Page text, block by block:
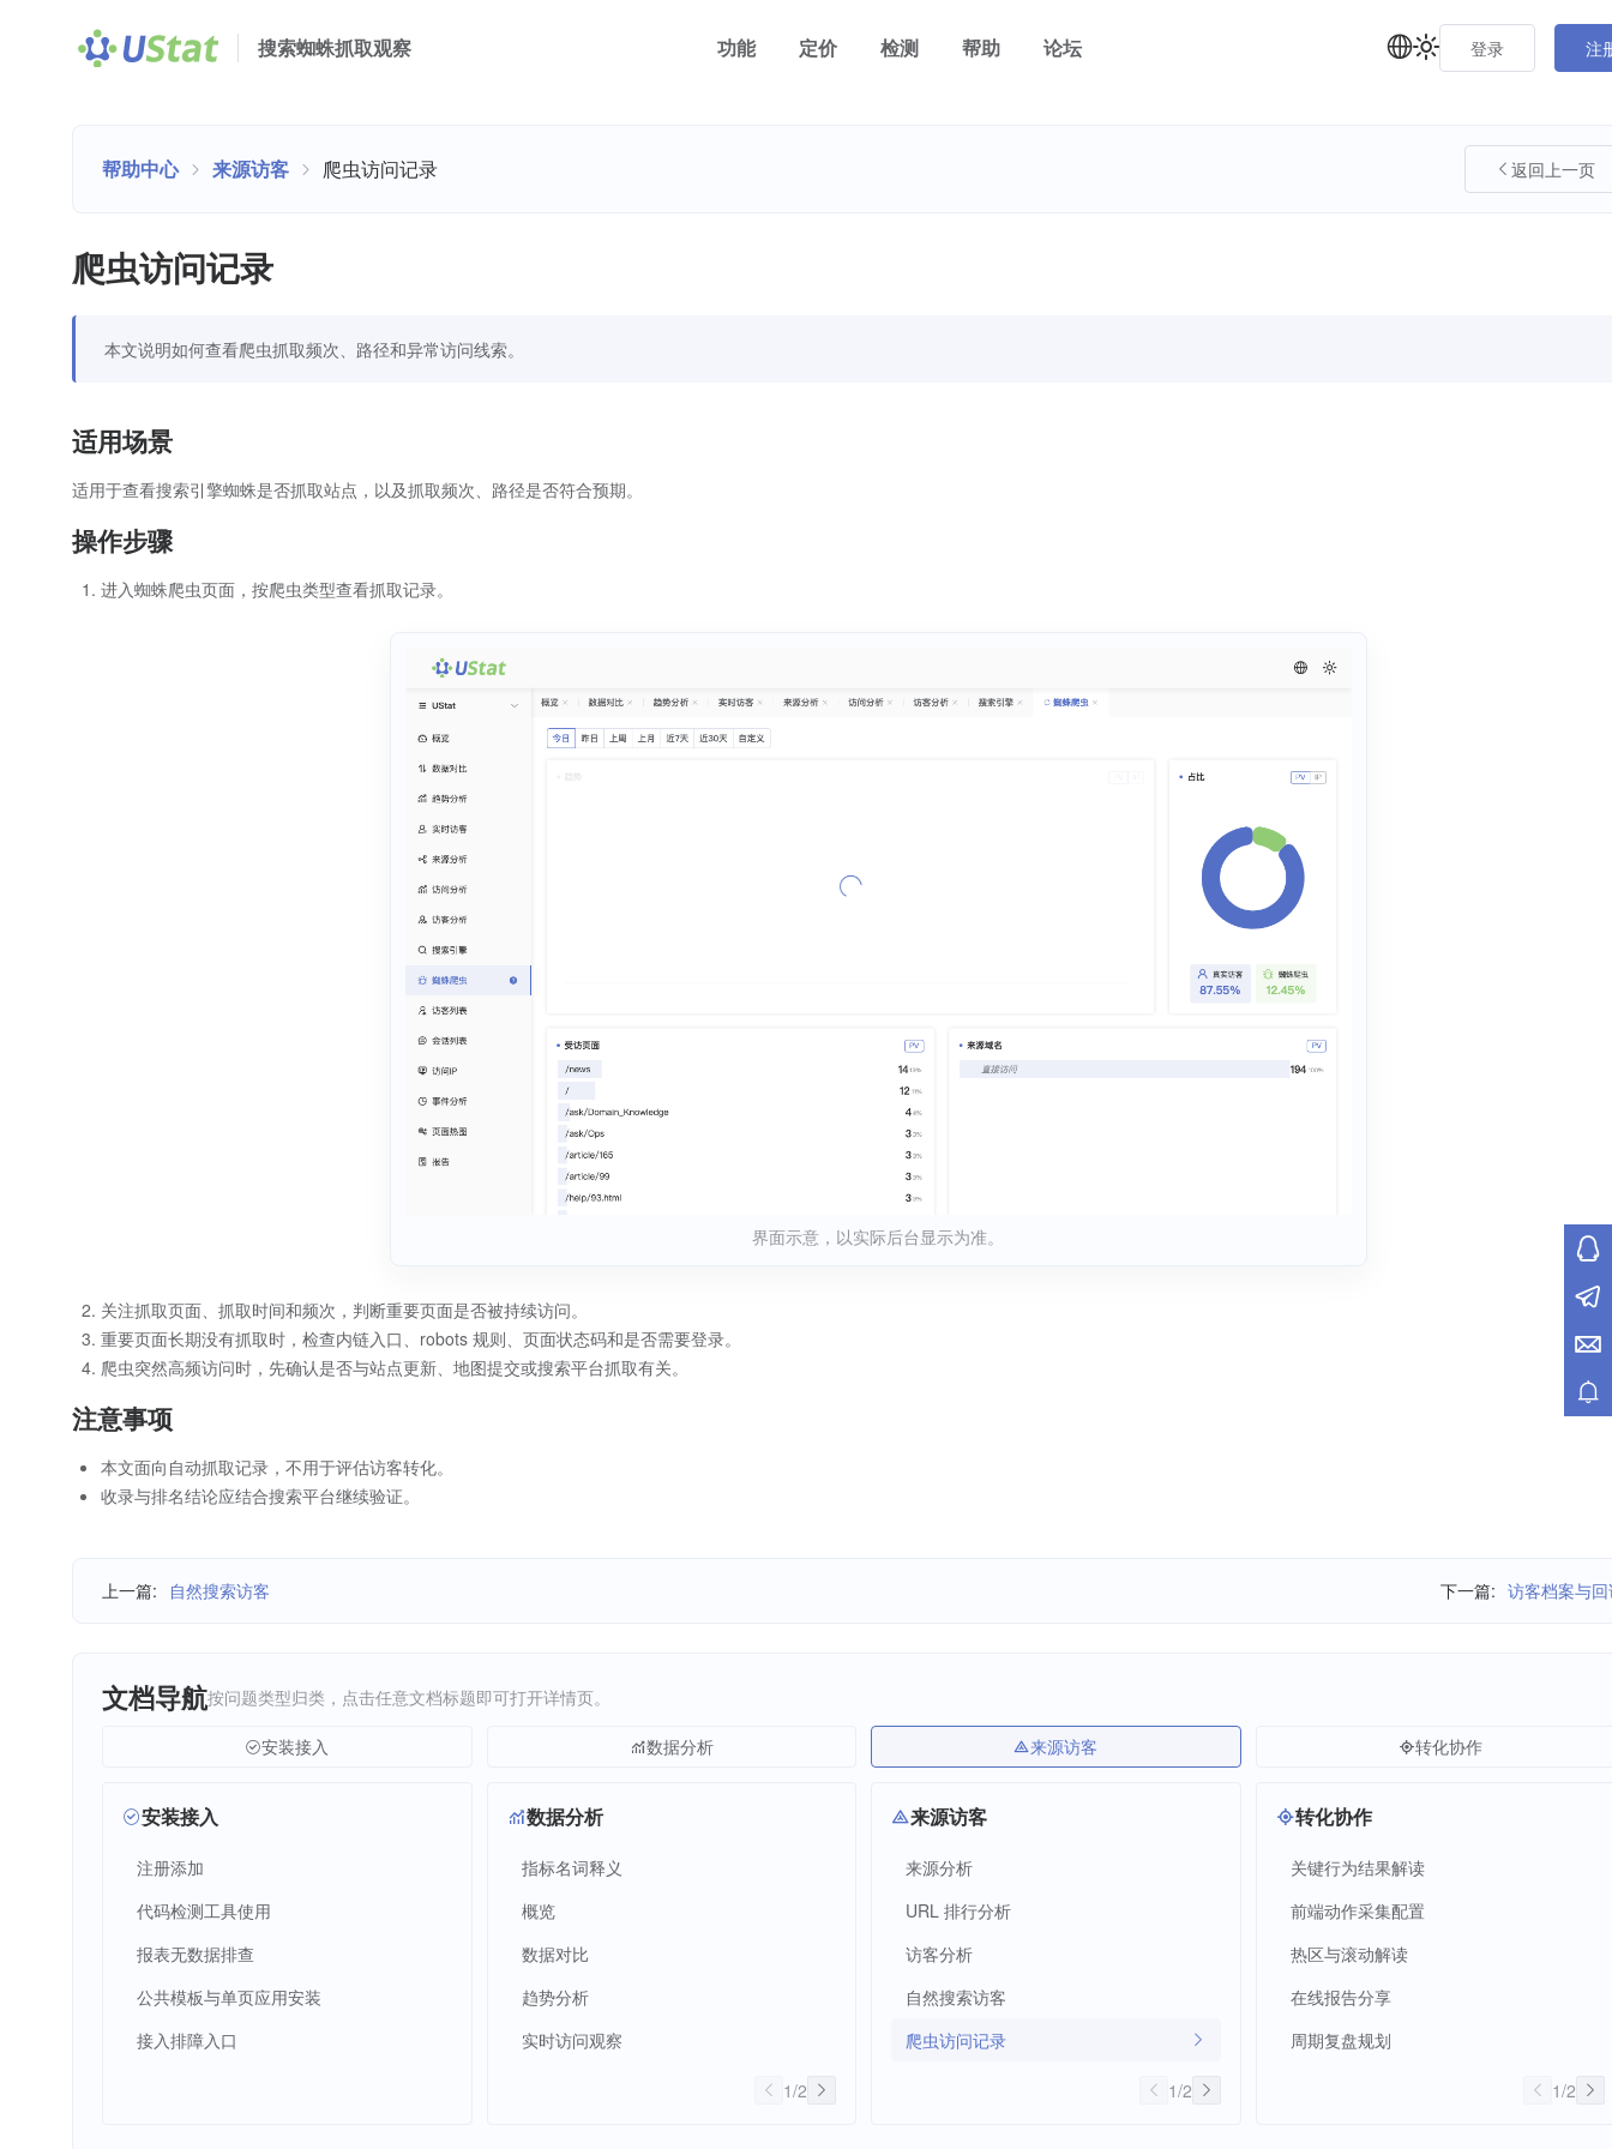
搜索蜘蛛抓取观察 功能 定价 检测 帮助 论坛 登录 注
帮助中心 来源访客 爬虫访问记录 返回上一页
爬虫访问记录
本文说明如何查看爬虫抓取频次、路径和异常访问线索。
适用场景
适用于查看搜索引擎蜘蛛是否抓取站点，以及抓取频次、路径是否符合预期。
操作步骤
进入蜘蛛爬虫页面，按爬虫类型查看抓取记录。
界面示意，以实际后台显示为准。
关注抓取页面、抓取时间和频次，判断重要页面是否被持续访问。
重要页面长期没有抓取时，检查内链入口、robots 规则、页面状态码和是否需要登录。
爬虫突然高频访问时，先确认是否与站点更新、地图提交或搜索平台抓取有关。
注意事项
本文面向自动抓取记录，不用于评估访客转化。
收录与排名结论应结合搜索平台继续验证。
上一篇: 自然搜索访客 下一篇: 访客档案与
文档导航按问题类型归类，点击任意文档标题即可打开详情页。
安装接入
安装接入
注册添加
代码检测工具使用
报表无数据排查
公共模板与单页应用安装
接入排障入口
数据分析
数据分析
指标名词释义
概览
数据对比
趋势分析
实时访问观察
1/2
来源访客
来源访客
来源分析
URL 排行分析
访客分析
自然搜索访客
爬虫访问记录
1/2
转化协作
转化协作
关键行为结果解读
前端动作采集配置
热区与滚动解读
在线报告分享
周期复盘规划
1/2